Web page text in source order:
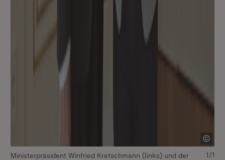
Ministerpräsident Winfried Kretschmann (links) und der
1/1